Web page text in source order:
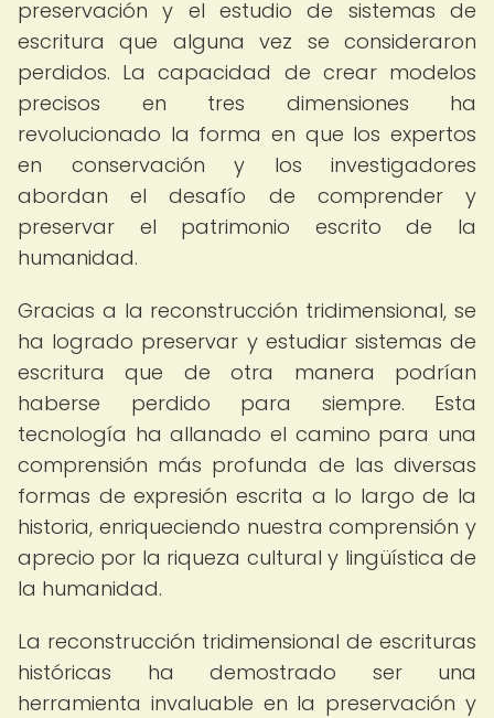
preservación y el estudio de sistemas de
escritura que alguna vez se consideraron
perdidos. La capacidad de crear modelos
precisos en tres dimensiones ha
revolucionado la forma en que los expertos
en conservación y los investigadores
abordan el desafío de comprender y
preservar el patrimonio escrito de la
humanidad.
Gracias a la reconstrucción tridimensional, se
ha logrado preservar y estudiar sistemas de
escritura que de otra manera podrían
haberse perdido para siempre. Esta
tecnología ha allanado el camino para una
comprensión más profunda de las diversas
formas de expresión escrita a lo largo de la
historia, enriqueciendo nuestra comprensión y
aprecio por la riqueza cultural y lingüística de
la humanidad.
La reconstrucción tridimensional de escrituras
históricas ha demostrado ser una
herramienta invaluable en la preservación y